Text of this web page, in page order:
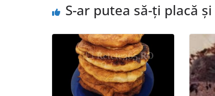
S-ar putea să-ți placă și